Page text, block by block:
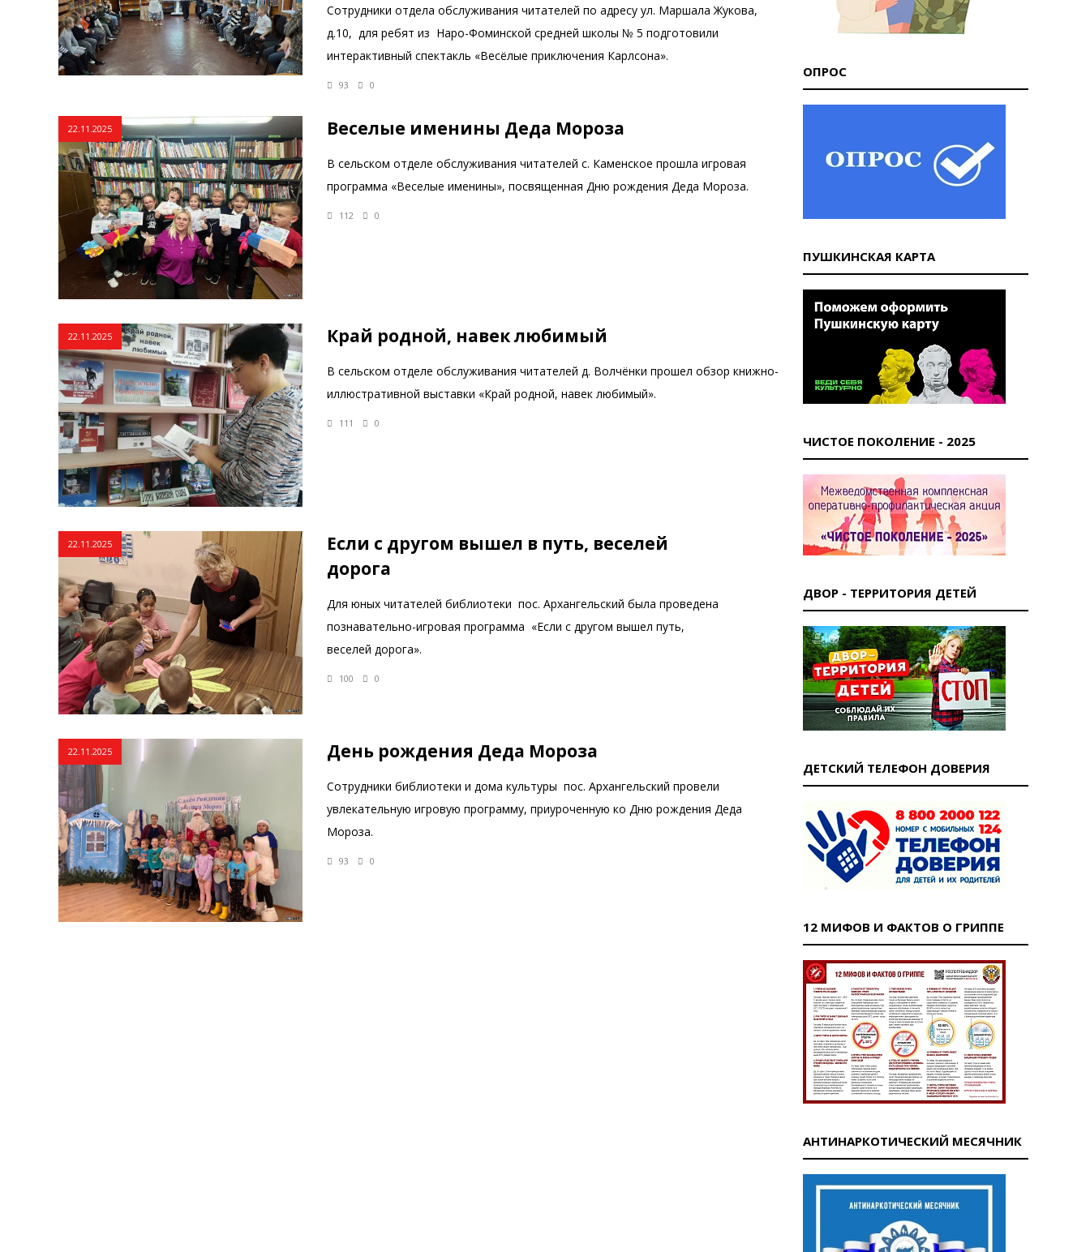
Сотрудники отдела обслуживания читателей по адресу ул. Маршала Жукова,
д.10, для ребят из Наро-Фоминской средней школы № 5 подготовили
интерактивный спектакль «Весёлые приключения Карлсона».
93 0
22.11.2025 Веселые именины Деда Мороза
В сельском отделе обслуживания читателей с. Каменское прошла игровая
программа «Веселые именины», посвященная Дню рождения Деда Мороза.
112 0
22.11.2025 Край родной, навек любимый
В сельском отделе обслуживания читателей д. Волчёнки прошел обзор книжно-
иллюстративной выставки «Край родной, навек любимый».
111 0
22.11.2025
Если с другом вышел в путь, веселей
дорога
Для юных читателей библиотеки пос. Архангельский была проведена
познавательно-игровая программа «Если с другом вышел путь,
веселей дорога».
100 0
22.11.2025 День рождения Деда Мороза
Сотрудники библиотеки и дома культуры пос. Архангельский провели
увлекательную игровую программу, приуроченную ко Дню рождения Деда
Мороза.
93 0
ОПРОС
ПУШКИНСКАЯ КАРТА
ЧИСТОЕ ПОКОЛЕНИЕ - 2025
ДВОР - ТЕРРИТОРИЯ ДЕТЕЙ
ДЕТСКИЙ ТЕЛЕФОН ДОВЕРИЯ
12 МИФОВ И ФАКТОВ О ГРИППЕ
АНТИНАРКОТИЧЕСКИЙ МЕСЯЧНИК